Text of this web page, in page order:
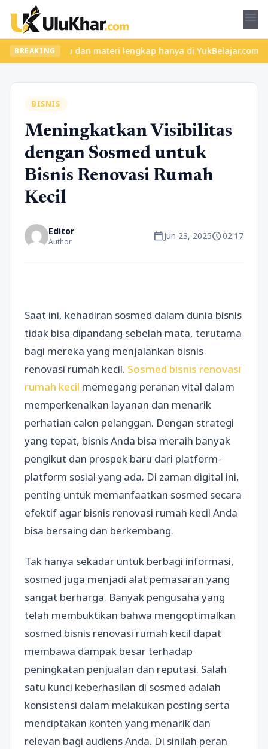
menu
BREAKING
seru dan materi lengkap hanya di YukBelajar.com.
BISNIS
Meningkatkan Visibilitas
dengan Sosmed untuk
Bisnis Renovasi Rumah
Kecil
Editor
Author calendar_todayJun 23, 2025schedule02:17
Saat ini, kehadiran sosmed dalam dunia bisnis
tidak bisa dipandang sebelah mata, terutama
bagi mereka yang menjalankan bisnis
renovasi rumah kecil. Sosmed bisnis renovasi
rumah kecil memegang peranan vital dalam
memperkenalkan layanan dan menarik
perhatian calon pelanggan. Dengan strategi
yang tepat, bisnis Anda bisa meraih banyak
pengikut dan prospek baru dari platform-
platform sosial yang ada. Di zaman digital ini,
penting untuk memanfaatkan sosmed secara
efektif agar bisnis renovasi rumah kecil Anda
bisa bersaing dan berkembang.
Tak hanya sekadar untuk berbagi informasi,
sosmed juga menjadi alat pemasaran yang
sangat berharga. Banyak pengusaha yang
telah membuktikan bahwa mengoptimalkan
sosmed bisnis renovasi rumah kecil dapat
membawa dampak besar terhadap
peningkatan penjualan dan reputasi. Salah
satu kunci keberhasilan di sosmed adalah
konsistensi dalam melakukan posting serta
menciptakan konten yang menarik dan
relevan bagi audiens Anda. Di sinilah peran